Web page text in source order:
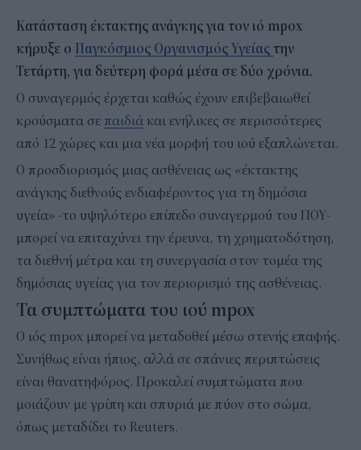
Κατάσταση έκτακτης ανάγκης για τον ιό mpox
κήρυξε ο Παγκόσμιος Οργανισμός Υγείας την
Τετάρτη, για δεύτερη φορά μέσα σε δύο χρόνια.
Ο συναγερμός έρχεται καθώς έχουν επιβεβαιωθεί
κρούσματα σε παιδιά και ενήλικες σε περισσότερες
από 12 χώρες και μια νέα μορφή του ιού εξαπλώνεται.
Ο προσδιορισμός μιας ασθένειας ως «έκτακτης
ανάγκης διεθνούς ενδιαφέροντος για τη δημόσια
υγεία» -το υψηλότερο επίπεδο συναγερμού του ΠΟΥ-
μπορεί να επιταχύνει την έρευνα, τη χρηματοδότηση,
τα διεθνή μέτρα και τη συνεργασία στον τομέα της
δημόσιας υγείας για τον περιορισμό της ασθένειας.
Τα συμπτώματα του ιού mpox
Ο ιός mpox μπορεί να μεταδοθεί μέσω στενής επαφής.
Συνήθως είναι ήπιος, αλλά σε σπάνιες περιπτώσεις
είναι θανατηφόρος. Προκαλεί συμπτώματα που
μοιάζουν με γρίπη και σπυριά με πύον στο σώμα,
όπως μεταδίδει το Reuters.